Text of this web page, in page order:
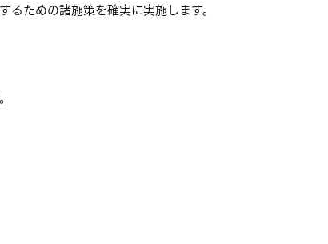
ための諸施策を確実に実施します。